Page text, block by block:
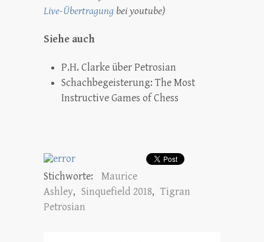
Live-Übertragung bei youtube)
Siehe auch
P.H. Clarke über Petrosian
Schachbegeisterung: The Most
Instructive Games of Chess
Stichworte:
Maurice
Ashley, Sinquefield 2018, Tigran
Petrosian